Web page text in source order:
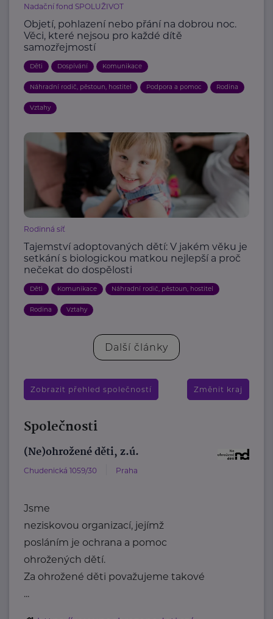
Nadační fond SPOLUŽIVOT
Objetí, pohlazení nebo přání na dobrou noc.
Věci, které nejsou pro každé dítě
samozřejmostí
Děti Dospívání Komunikace
Náhradní rodič, pěstoun, hostitel Podpora a pomoc Rodina
Vztahy
Rodinná síť
Tajemství adoptovaných dětí: V jakém věku je
setkání s biologickou matkou nejlepší a proč
nečekat do dospělosti
Děti Komunikace Náhradní rodič, pěstoun, hostitel
Rodina Vztahy
Další články
Zobrazit přehled společností Změnit kraj
Společnosti
(Ne)ohrožené děti, z.ú.
Chudenická 1059/30 Praha
Jsme
neziskovou organizací, jejímž
posláním je ochrana a pomoc
ohrožených dětí.
Za ohrožené děti považujeme takové
...